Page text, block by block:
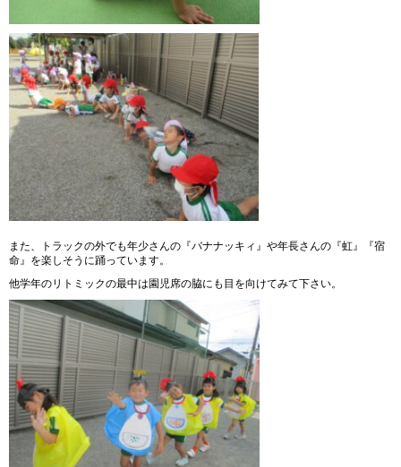
また、トラックの外でも年少さんの『バナナッキィ』や年長さんの『虹』『宿
命』を楽しそうに踊っています。
他学年のリトミックの最中は園児席の脇にも目を向けてみて下さい。